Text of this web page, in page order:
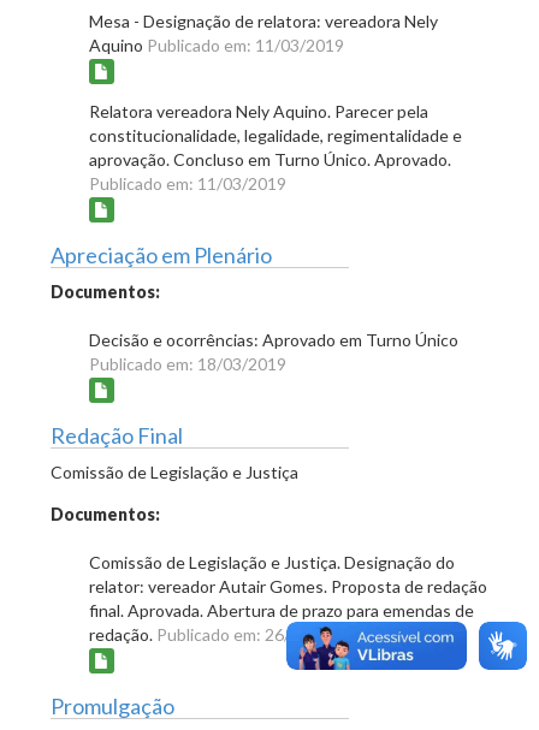
Mesa - Designação de relatora: vereadora Nely
Aquino Publicado em: 11/03/2019
Relatora vereadora Nely Aquino. Parecer pela
constitucionalidade, legalidade, regimentalidade e
aprovação. Concluso em Turno Único. Aprovado.
Publicado em: 11/03/2019
Apreciação em Plenário
Documentos:
Decisão e ocorrências: Aprovado em Turno Único
Publicado em: 18/03/2019
Redação Final
Comissão de Legislação e Justiça
Documentos:
Comissão de Legislação e Justiça. Designação do
relator: vereador Autair Gomes. Proposta de redação
final. Aprovada. Abertura de prazo para emendas de
redação. Publicado em: 26/03/2019
Promulgação